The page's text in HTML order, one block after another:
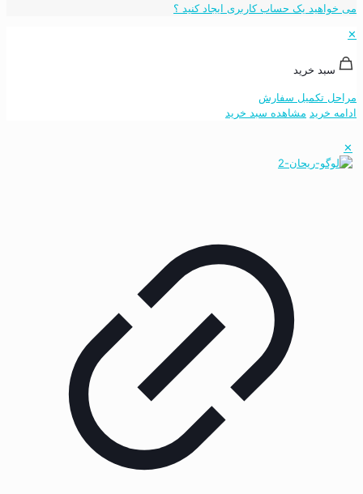
می خواهید یک حساب کاربری ایجاد کنید ؟
✕
سبد خرید
مراحل تکمیل سفارش
ادامه خرید مشاهده سبد خرید
✕